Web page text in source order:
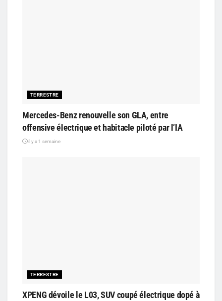
TERRESTRE
Mercedes-Benz renouvelle son GLA, entre
offensive électrique et habitacle piloté par l’IA
il y a 1 semaine
TERRESTRE
XPENG dévoile le L03, SUV coupé électrique dopé à